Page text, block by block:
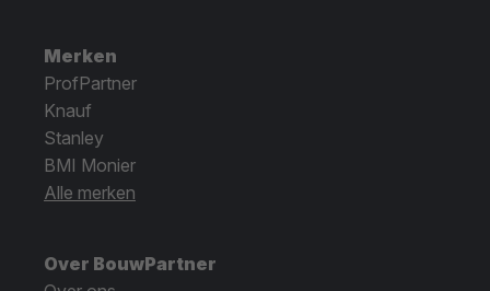
Merken
ProfPartner
Knauf
Stanley
BMI Monier
Alle merken
Over BouwPartner